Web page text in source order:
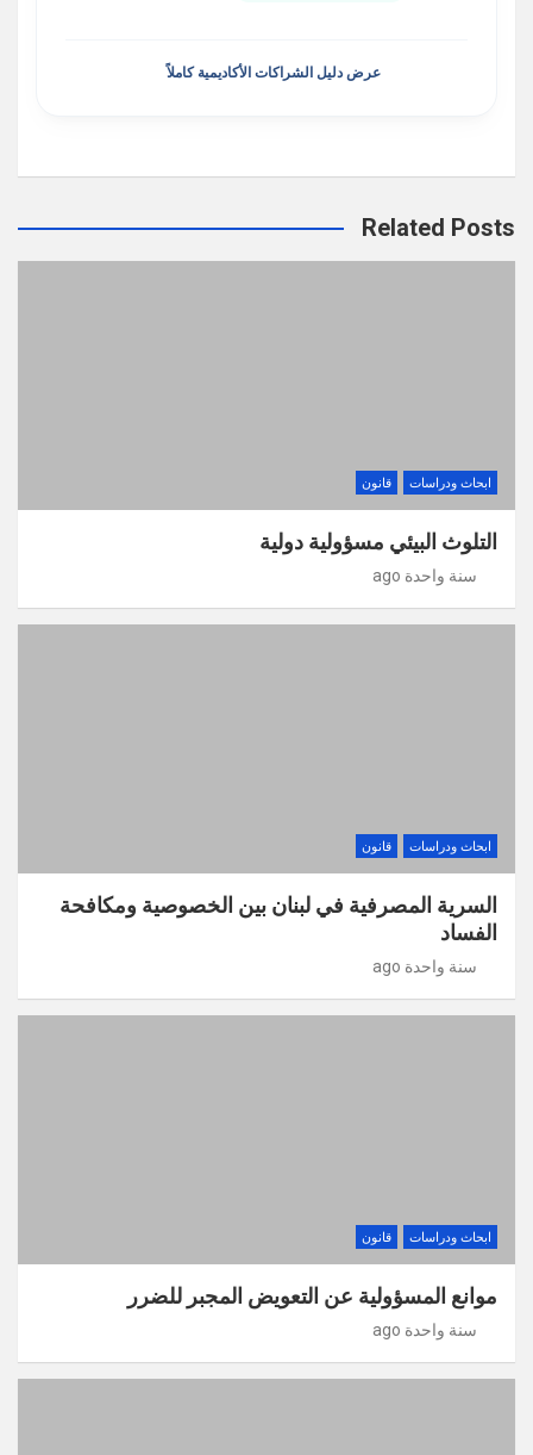
عرض دليل الشراكات الأكاديمية كاملاً
Related Posts
ابحاث ودراسات قانون
التلوث البيئي مسؤولية دولية
سنة واحدة ago
ابحاث ودراسات قانون
السرية المصرفية في لبنان بين الخصوصية ومكافحة
الفساد
سنة واحدة ago
ابحاث ودراسات قانون
موانع المسؤولية عن التعويض المجبر للضرر
سنة واحدة ago